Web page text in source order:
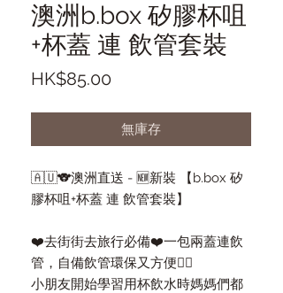
澳洲b.box 矽膠杯咀
+杯蓋 連 飲管套裝
HK$85.00價
無庫存
🇦🇺🐨澳洲直送 - 🆕新裝 【b.box 矽
膠杯咀+杯蓋 連 飲管套裝】
❤️去街街去旅行必備❤️一包兩蓋連飲
管，自備飲管環保又方便👍🏻
小朋友開始學習用杯飲水時媽媽們都